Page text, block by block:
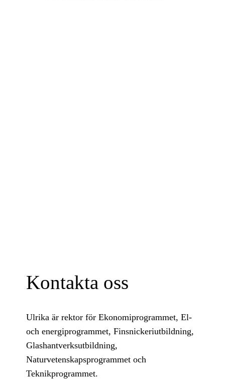
Kontakta oss
Ulrika är rektor för Ekonomiprogrammet, El-
och energiprogrammet, Finsnickeriutbildning,
Glashantverksutbildning,
Naturvetenskapsprogrammet och
Teknikprogrammet.